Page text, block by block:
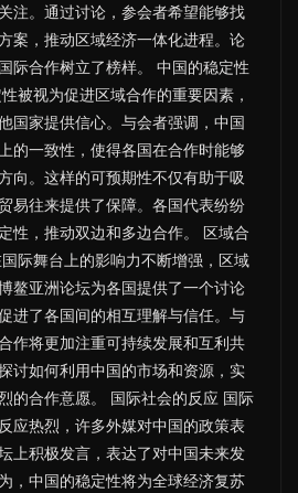
注。通过讨论，参会者希望能够找
案，推动区域经济一体化进程。论
际合作树立了榜样。 中国的稳定性
被视为促进区域合作的重要因素，
国家提供信心。与会者强调，中国
的一致性，使得各国在合作时能够
向。这样的可预期性不仅有助于吸
易往来提供了保障。各国代表纷纷
性，推动双边和多边合作。 区域合
际舞台上的影响力不断增强，区域
鳌亚洲论坛为各国提供了一个讨论
进了各国间的相互理解与信任。与
作将更加注重可持续发展和互利共
讨如何利用中国的市场和资源，实
的合作意愿。 国际社会的反应 国际
应热烈，许多外媒对中国的政策表
上积极发言，表达了对中国未来发
，中国的稳定性将为全球经济复苏